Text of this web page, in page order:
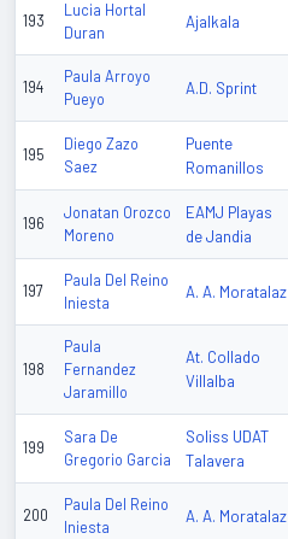
193
Lucia Hortal
Duran
Ajalkala
194
Paula Arroyo
Pueyo
A.D. Sprint
195
Diego Zazo
Saez
Puente
Romanillos
196
Jonatan Orozco
Moreno
EAMJ Playas
de Jandia
197
Paula Del Reino
Iniesta
A. A. Moratalaz
198
Paula
Fernandez
Jaramillo
At. Collado
Villalba
199
Sara De
Gregorio Garcia
Soliss UDAT
Talavera
200
Paula Del Reino
Iniesta
A. A. Moratalaz